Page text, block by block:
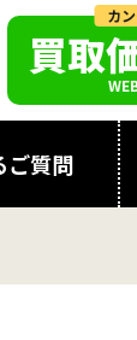
カ
買取
ご質問